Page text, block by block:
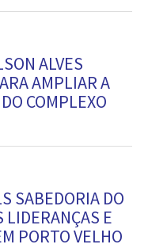
ALVES
AMPLIAR A
COMPLEXO
SABEDORIA DO
LIDERANÇAS E
PORTO VELHO